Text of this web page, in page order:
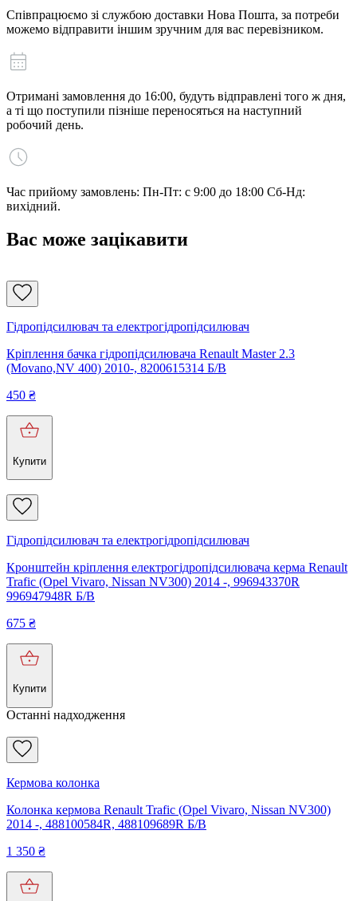
Співпрацюємо зі службою доставки Нова Пошта, за потреби
можемо відправити іншим зручним для вас перевізником.
Отримані замовлення до 16:00, будуть відправлені того ж дня,
а ті що поступили пізніше переносяться на наступний
робочий день.
Час прийому замовлень: Пн-Пт: с 9:00 до 18:00 Сб-Нд:
вихідний.
Вас може зацікавити
Гідропідсилювач та електрогідропідсилювач
Кріплення бачка гідропідсилювача Renault Master 2.3
(Movano,NV 400) 2010-, 8200615314 Б/В
450 ₴
Купити
Гідропідсилювач та електрогідропідсилювач
Кронштейн кріплення електрогідропідсилювача керма Renault
Trafic (Opel Vivaro, Nissan NV300) 2014 -, 996943370R
996947948R Б/В
675 ₴
Купити
Останні надходження
Кермова колонка
Колонка кермова Renault Trafic (Opel Vivaro, Nissan NV300)
2014 -, 488100584R, 488109689R Б/В
1 350 ₴